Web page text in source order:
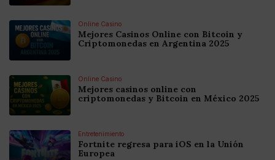
Online Casino
Mejores Casinos Online con Bitcoin y
Criptomonedas en Argentina 2025
Online Casino
Mejores casinos online con
criptomonedas y Bitcoin en México 2025
Entretenimiento
Fortnite regresa para iOS en la Unión
Europea